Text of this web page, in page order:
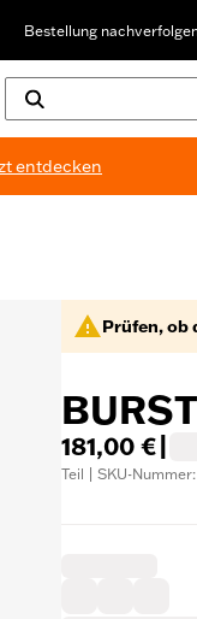
Bestellung
entdecken
Prüfen, ob
181,00 €
Teil | SKU-